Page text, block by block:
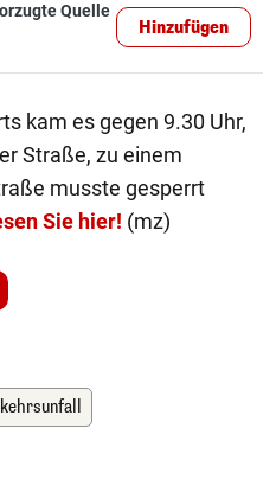
Quelle
Hinzufügen
kam es gegen 9.30 Uhr,
Straße, zu einem
musste gesperrt
Sie hier! (mz)